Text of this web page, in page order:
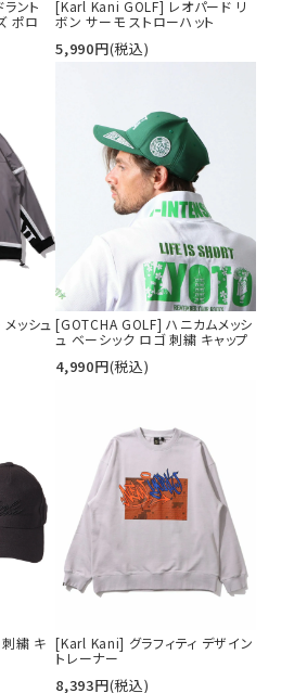
ント
ポロ
[Karl Kani GOLF] レオパード リ
ボン サーモ ストローハット
5,990円(税込)
ッシュ [GOTCHA GOLF] ハニカムメッシ
ュ ベーシック ロゴ 刺繍 キャップ
4,990円(税込)
繍 キ [Karl Kani] グラフィティ デザイン
トレーナー
8,393円(税込)